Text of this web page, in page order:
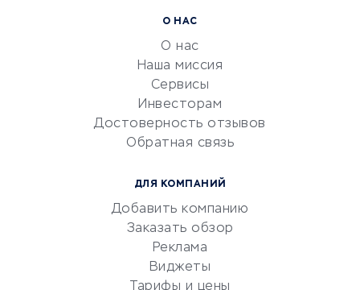
документооборот
Юридические компании
Бухгалтерия онлайн
О НАС
О нас
Наша миссия
Сервисы
Инвесторам
Достоверность отзывов
Обратная связь
ДЛЯ КОМПАНИЙ
Добавить компанию
Заказать обзор
Реклама
Виджеты
Тарифы и цены